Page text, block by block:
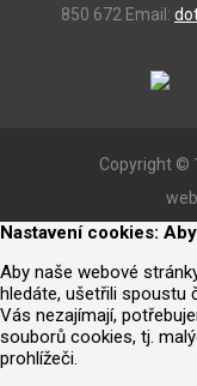
850 672 Email:
Copyright ©
Nastavení cookies:
Aby naše webové
hledáte, ušetřili spoustu
Vás nezajímají,
souborů cookies, tj.
prohlížeči.